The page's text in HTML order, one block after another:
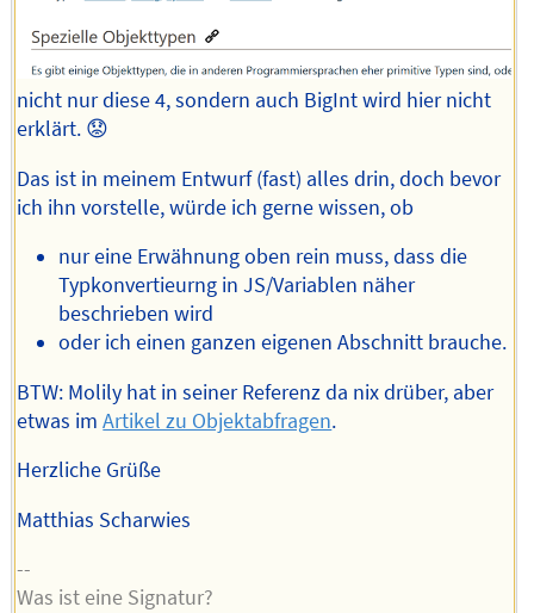
nicht nur diese 4, sondern auch BigInt wird hier nicht
erklärt. 😟
Das ist in meinem Entwurf (fast) alles drin, doch bevor
ich ihn vorstelle, würde ich gerne wissen, ob
nur eine Erwähnung oben rein muss, dass die
Typkonvertieurng in JS/Variablen näher
beschrieben wird
oder ich einen ganzen eigenen Abschnitt brauche.
BTW: Molily hat in seiner Referenz da nix drüber, aber
etwas imArtikel zu Objektabfragen.
Herzliche Grüße
Matthias Scharwies
--
Was ist eine Signatur?